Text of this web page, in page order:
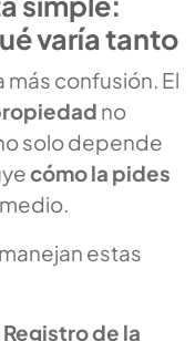
varía tanto
confusión. El
no
solo depende
cómo la pides
estas
de la